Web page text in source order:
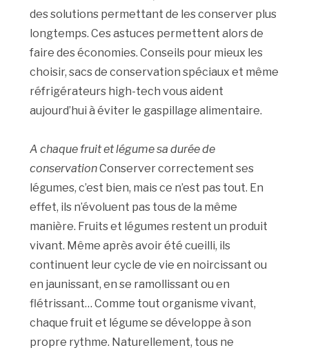
des solutions permettant de les conserver plus
longtemps. Ces astuces permettent alors de
faire des économies. Conseils pour mieux les
choisir, sacs de conservation spéciaux et même
réfrigérateurs high-tech vous aident
aujourd’hui à éviter le gaspillage alimentaire.
A chaque fruit et légume sa durée de
conservationConserver correctement ses
légumes, c’est bien, mais ce n’est pas tout. En
effet, ils n’évoluent pas tous de la même
manière. Fruits et légumes restent un produit
vivant. Même après avoir été cueilli, ils
continuent leur cycle de vie en noircissant ou
en jaunissant, en se ramollissant ou en
flétrissant… Comme tout organisme vivant,
chaque fruit et légume se développe à son
propre rythme. Naturellement, tous ne